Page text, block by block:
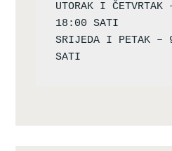
UTORAK I
18:00 SATI
SRIJEDA I PETAK –